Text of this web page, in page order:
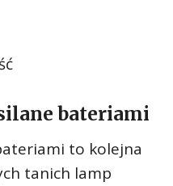
bateriami
to kolejna
tanich lamp